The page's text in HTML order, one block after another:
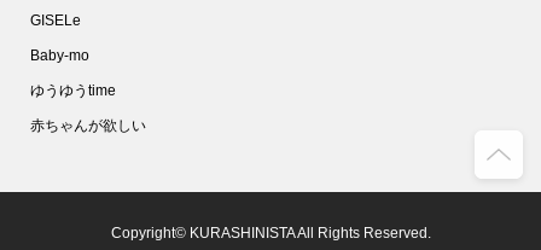
GISELe
Baby-mo
ゆうゆうtime
赤ちゃんが欲しい
Copyright© KURASHINISTA All Rights Reserved.